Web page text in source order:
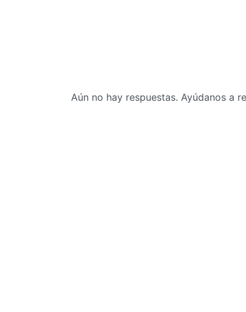
Aún no hay respuestas. Ayúdanos a